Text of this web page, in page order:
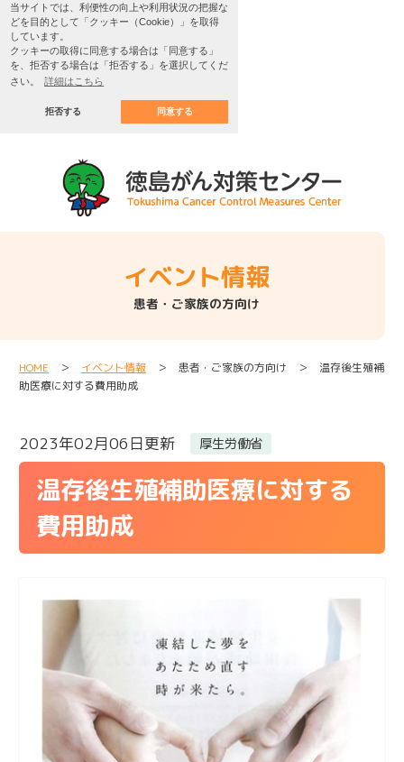
当サイトでは、利便性の向上や利用状況の把握な
どを目的として「クッキー（Cookie）」を取得
しています。
クッキーの取得に同意する場合は「同意する」
を、拒否する場合は「拒否する」を選択してくだ
さい。
詳細はこちら
拒否する 同意する
イベント情報
患者・ご家族の方向け
HOME ＞ イベント情報 ＞ 患者・ご家族の方向け ＞ 温存後生殖補
助医療に対する費用助成
2023年02月06日更新 厚生労働省
温存後生殖補助医療に対する
費用助成